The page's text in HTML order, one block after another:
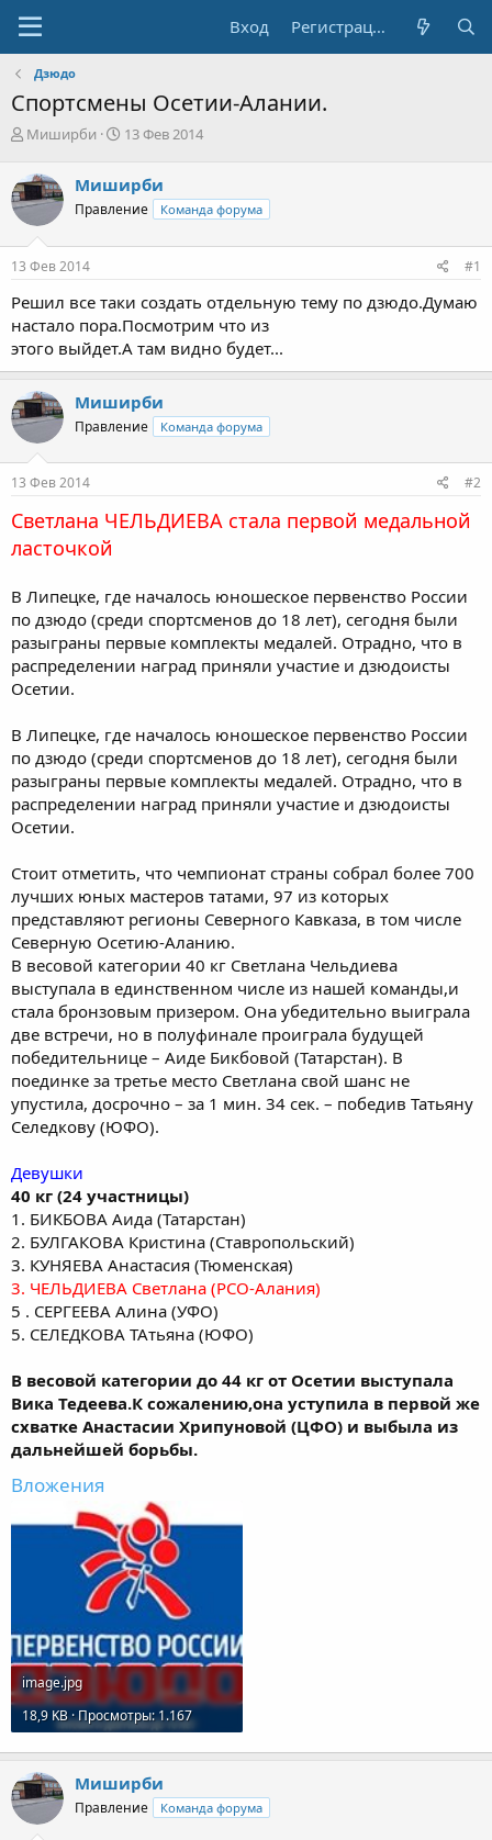
Вход Регистрация
Дзюдо
Спортсмены Осетии-Алании.
А
т
о
р
т
е
м
Миширби
Д
а
н
ч
а
13 Фев 2014
Миширби
Правление Команда форума
13 Фев 2014 #1
Решил все таки создать отдельную тему по дзюдо.Думаю
настало пора.Посмотрим что из
этого выйдет.А там видно будет...
Миширби
Правление Команда форума
13 Фев 2014 #2
Светлана ЧЕЛЬДИЕВА стала первой медальной
ласточкой
В Липецке, где началось юношеское первенство России
по дзюдо (среди спортсменов до 18 лет), сегодня были
разыграны первые комплекты медалей. Отрадно, что в
распределении наград приняли участие и дзюдоисты
Осетии.
В Липецке, где началось юношеское первенство России
по дзюдо (среди спортсменов до 18 лет), сегодня были
разыграны первые комплекты медалей. Отрадно, что в
распределении наград приняли участие и дзюдоисты
Осетии.
Стоит отметить, что чемпионат страны собрал более 700
лучших юных мастеров татами, 97 из которых
представляют регионы Северного Кавказа, в том числе
Северную Осетию-Аланию.
В весовой категории 40 кг Светлана Чельдиева
выступала в единственном числе из нашей команды,и
стала бронзовым призером. Она убедительно выиграла
две встречи, но в полуфинале проиграла будущей
победительнице – Аиде Бикбовой (Татарстан). В
поединке за третье место Светлана свой шанс не
упустила, досрочно – за 1 мин. 34 сек. – победив Татьяну
Селедкову (ЮФО).
Девушки
40 кг (24 участницы)
1. БИКБОВА Аида (Татарстан)
2. БУЛГАКОВА Кристина (Ставропольский)
3. КУНЯЕВА Анастасия (Тюменская)
3. ЧЕЛЬДИЕВА Светлана (РСО-Алания)
5 . СЕРГЕЕВА Алина (УФО)
5. СЕЛЕДКОВА ТАтьяна (ЮФО)
В весовой категории до 44 кг от Осетии выступала
Вика Тедеева.К сожалению,она уступила в первой же
схватке Анастасии Хрипуновой (ЦФО) и выбыла из
дальнейшей борьбы.
Вложения
image.jpg
18,9 KB · Просмотры: 1.167
Миширби
Правление Команда форума